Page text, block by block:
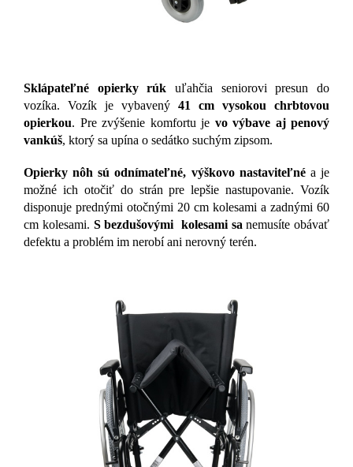
Sklápateľné opierky rúk uľahčia seniorovi presun do
vozíka. Vozík je vybavený 41 cm vysokou chrbtovou
opierkou. Pre zvýšenie komfortu je vo výbave aj penový
vankúš, ktorý sa upína o sedátko suchým zipsom.
Opierky nôh sú odnímateľné, výškovo nastaviteľnéa je
možné ich otočiť do strán pre lepšie nastupovanie. Vozík
disponuje prednými otočnými 20 cm kolesami a zadnými 60
cm kolesami. S bezdušovými kolesami sanemusíte obávať
defektu a problém im nerobí ani nerovný terén.